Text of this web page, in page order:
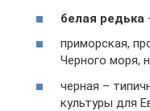
белая редька
приморская,
Черного моря,
черная –
культуры для